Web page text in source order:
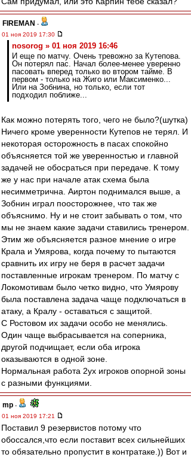
FIREMAN -
01 ноя 2019 17:30
nosorog » 01 ноя 2019 16:46
И еще по матчу. Очень тревожно за Кутепова.
Он потерял пас. Начал более-менее уверенно
пасовать вперед только во втором тайме. В
первом - только на Жиго или Максименко...
Или на Зобнина, но только, если тот
подходил поближе...
Как можно потерять того, чего не было?(шутка)
Ничего кроме уверенности Кутепов не терял. И
некоторая осторожность в пасах спокойно
объясняется той же уверенностью и главной
задачей не обосраться при передаче. К тому
же у нас при начале атак схема была
несимметрична. Аиртон поднимался выше, а
Зобнин играл поосторожнее, что так же
объяснимо. Ну и не стоит забывать о том, что
мы не знаем какие задачи ставились тренером.
Этим же объясняется разное мнение о игре
Крала и Умярова, когда почему то пытаются
сравнить их игру не беря в расчет задачи
поставленные игрокам тренером. По матчу с
Локомотивам было четко видно, что Умярову
была поставлена задача чаще подключаться в
атаку, а Кралу - оставаться с защитой.
С Ростовом их задачи особо не менялись.
Один чаще выбрасывается на соперника,
другой подчищает, если оба игрока
оказываются в одной зоне.
Нормальная работа 2ух игроков опорной зоны
с разными функциями.
mp -
01 ноя 2019 17:21
Поставил 9 резервистов потому что
обоссался,что если поставит всех сильнейших
то обязательно пропустит в контратаке.)) Вот и